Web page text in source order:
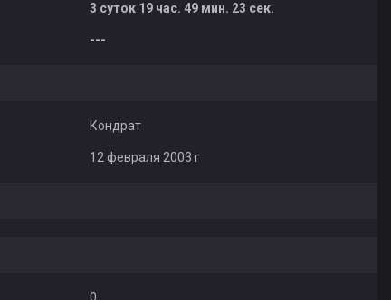
3 суток 19 час. 49 мин. 23 сек.
---
Кондрат
12 февраля 2003 г